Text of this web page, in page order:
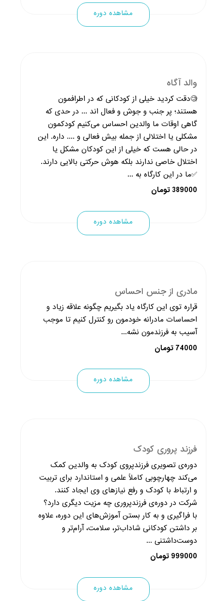
مشاهده دوره
والد آگاه
🧐دقت کردید خیلی از کودکانی که در اطرافمون
هستند؛ پر جنب و جوش و فعال اند ... در حدی که
گاهی اوقات ما والدین احساس می‌کنیم کودکمون
مشکلی یا اختلالی از جمله بیش فعالی و .... داره. این
در حالی هست که خیلی از این کودکان مشکل یا
اختلال خاصی ندارند بلکه هوش حرکتی بالایی دارند.
✅ما در این کارگاه به ...
389000 تومان
مشاهده دوره
مادری از جنس احساس
قراره توی این کارگاه یاد بگیریم چگونه علاقه زیاد و
احساسات مادرانه خودمون رو کنترل کنیم تا موجب
آسیب به فرزندمون نشه...
74000 تومان
مشاهده دوره
فرزند پروری کودک
دوره‌ی تصویری فرزندپروی کودک به والدین کمک
می‌کند چهارچوبی کاملاً علمی و استاندارد برای تربیت
و ارتباط با کودک و رفع نیازهای وی ایجاد کنند.
شرکت در دوره‌ی فرزندپروری چه مزیت دیگری دارد؟
با فراگیری و به کار بستن آموزش‌های این دوره، علاوه
بر داشتن کودکانی شاداب‌تر، سلامت، آرام‌تر و
دوست‌داشتنی‌ ...
999000 تومان
مشاهده دوره